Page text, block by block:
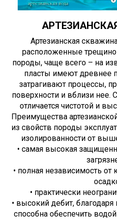
Артезианская
расположенные
породы, чаще всего – на
пласты имеют древнее
затрагивают процессы,
поверхности и вблизи нее.
отличается чистотой и
Преимущества
из свойств породы
изолированности от
• самая высокая
• полная независимость от
• практически
• высокий дебит,
способна обеспечить